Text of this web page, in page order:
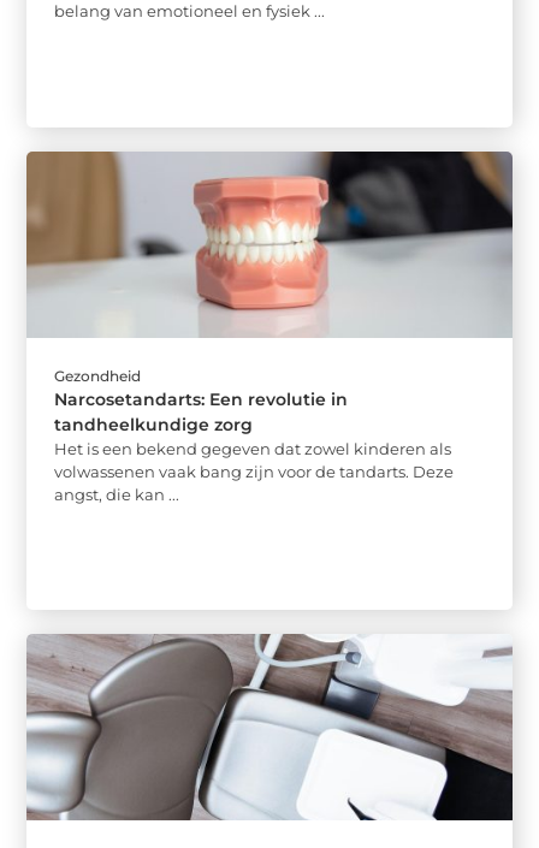
belang van emotioneel en fysiek ...
Gezondheid
Narcosetandarts: Een revolutie in
tandheelkundige zorg
Het is een bekend gegeven dat zowel kinderen als
volwassenen vaak bang zijn voor de tandarts. Deze
angst, die kan ...